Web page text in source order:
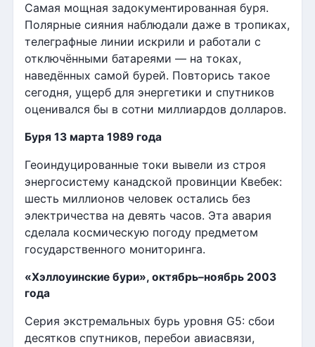
Самая мощная задокументированная буря.
Полярные сияния наблюдали даже в тропиках,
телеграфные линии искрили и работали с
отключёнными батареями — на токах,
наведённых самой бурей. Повторись такое
сегодня, ущерб для энергетики и спутников
оценивался бы в сотни миллиардов долларов.
Буря 13 марта 1989 года
Геоиндуцированные токи вывели из строя
энергосистему канадской провинции Квебек:
шесть миллионов человек остались без
электричества на девять часов. Эта авария
сделала космическую погоду предметом
государственного мониторинга.
«Хэллоуинские бури», октябрь–ноябрь 2003
года
Серия экстремальных бурь уровня G5: сбои
десятков спутников, перебои авиасвязи,